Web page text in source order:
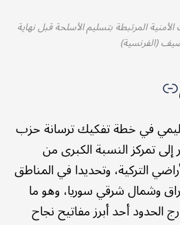
المرتبطة بتسليم الأسلحة قبل نهاية
(الفرنسية)
في خطة تفكيك ترسانة حزب
إلى تمركز النسبة الكبرى من
التركية، وتحديدا في المناطق
وشمال شرقي سوريا، وهو ما
الحدود أحد أبرز مفاتيح نجاح